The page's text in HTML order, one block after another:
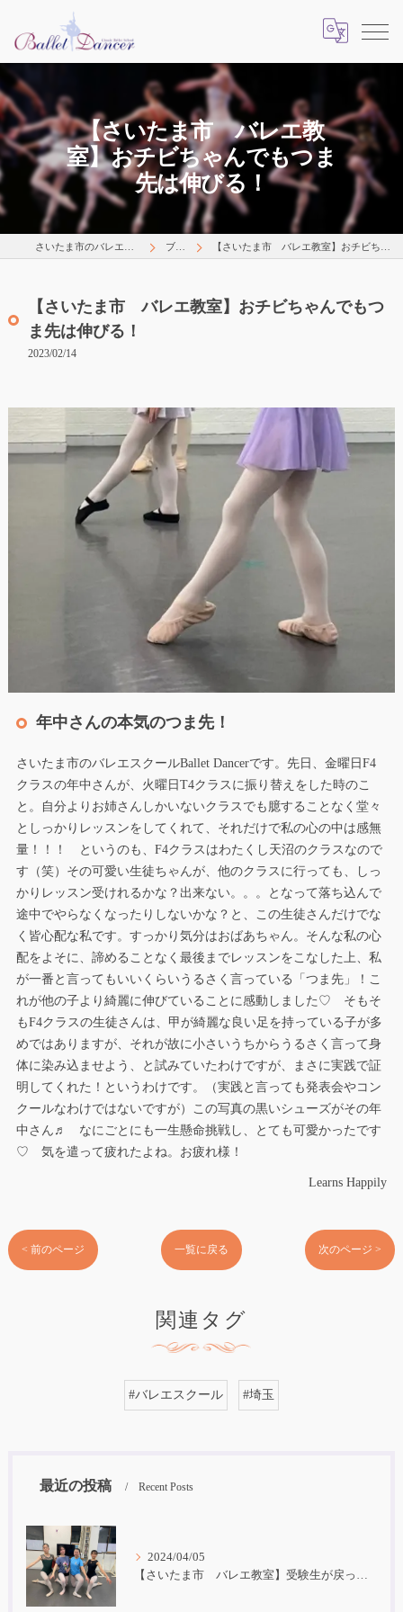
【さいたま市 バレエ教
室】おチビちゃんでもつま
先は伸びる！
ブログ 【さいたま市 バレエ教室】おチビちゃんでもつま先は伸びる！
【さいたま市 バレエ教室】おチビちゃんでもつ
ま先は伸びる！
2023/02/14
年中さんの本気のつま先！
さいたま市のバレエスクールBallet Dancerです。先日、金曜日F4
クラスの年中さんが、火曜日T4クラスに振り替えをした時のこ
と。自分よりお姉さんしかいないクラスでも臆することなく堂々
としっかりレッスンをしてくれて、それだけで私の心の中は感無
量！！！ というのも、F4クラスはわたくし天沼のクラスなので
す（笑）その可愛い生徒ちゃんが、他のクラスに行っても、しっ
かりレッスン受けれるかな？出来ない。。。となって落ち込んで
途中でやらなくなったりしないかな？と、この生徒さんだけでな
く皆心配な私です。すっかり気分はおばあちゃん。そんな私の心
配をよそに、諦めることなく最後までレッスンをこなした上、私
が一番と言ってもいいくらいうるさく言っている「つま先」！こ
れが他の子より綺麗に伸びていることに感動しました♡ そもそ
もF4クラスの生徒さんは、甲が綺麗な良い足を持っている子が多
めではありますが、それが故に小さいうちからうるさく言って身
体に染み込ませよう、と試みていたわけですが、まさに実践で証
明してくれた！というわけです。（実践と言っても発表会やコン
クールなわけではないですが）この写真の黒いシューズがその年
中さん♬ なにごとにも一生懸命挑戦し、とても可愛かったです
♡ 気を遣って疲れたよね。お疲れ様！
Learns Happily
< 前のページ 一覧に戻る 次のページ >
関連タグ
#バレエスクール #埼玉
最近の投稿 Recent Posts
2024/04/05
【さいたま市 バレエ教室】受験生が戻ってきました！